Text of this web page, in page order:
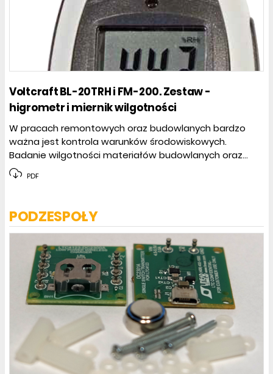
Voltcraft BL-20TRH i FM-200. Zestaw -
higrometr i miernik wilgotności
W pracach remontowych oraz budowlanych bardzo
ważna jest kontrola warunków środowiskowych.
Badanie wilgotności materiałów budowlanych oraz...
PDF
PODZESPOŁY